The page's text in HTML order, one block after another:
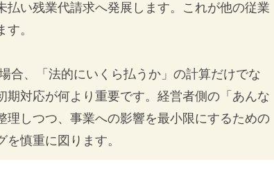
い残業代請求へ発展します。これが他の従業
。
合、「法的にいくら払うか」の計算だけでな
期対応が何より重要です。経営者側の「あんな
しつつ、事業への影響を最小限にするための
慎重に図ります。